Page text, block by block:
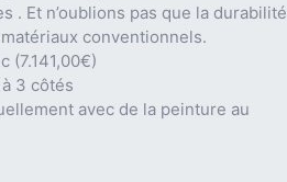
. Et n’oublions pas que la durabilité
conventionnels.
(7.141,00€)
3 côtés
avec de la peinture au